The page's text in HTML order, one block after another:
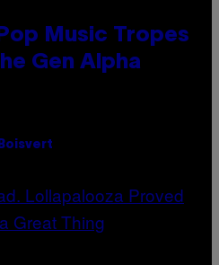
Music Tropes
Gen Alpha